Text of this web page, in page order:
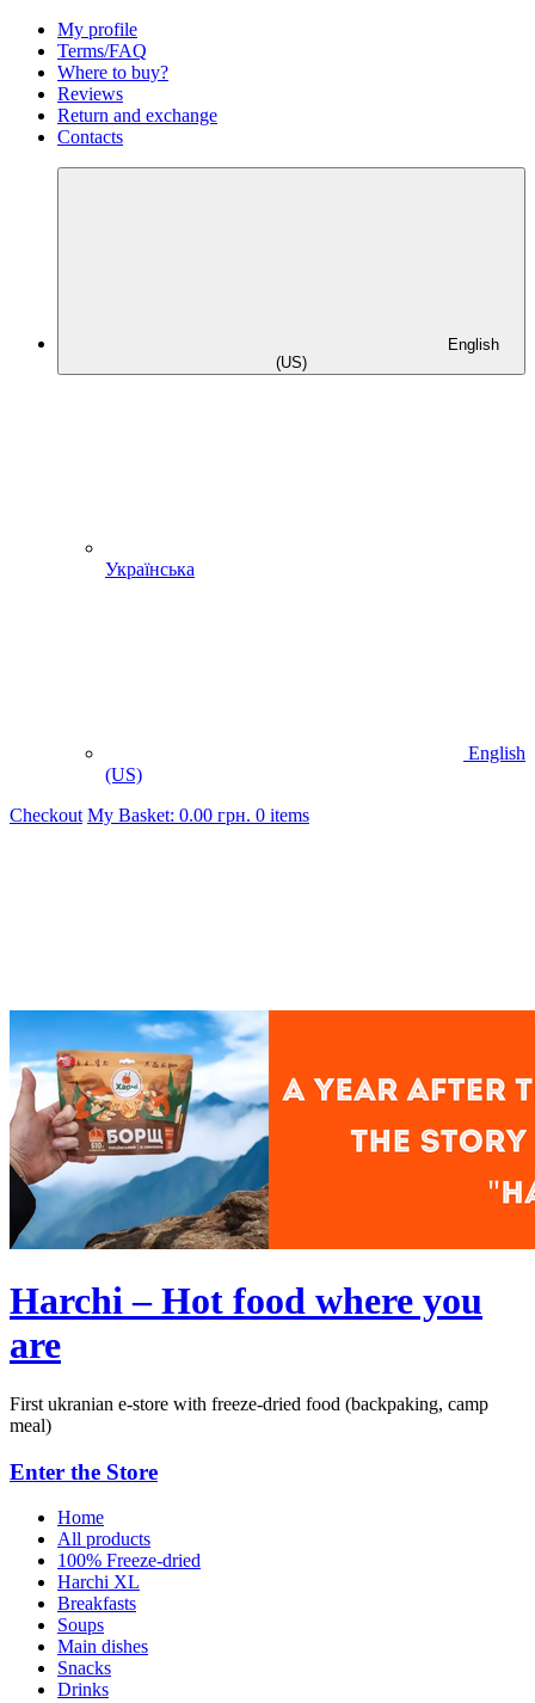
My profile
Terms/FAQ
Where to buy?
Reviews
Return and exchange
Contacts
English
(US)
Українська
English
(US)
Checkout My Basket: 0.00 грн. 0 items
Harchi – Hot food where you
are
First ukranian e-store with freeze-dried food (backpaking, camp
meal)
Enter the Store
Home
All products
100% Freeze-dried
Harchi XL
Breakfasts
Soups
Main dishes
Snacks
Drinks